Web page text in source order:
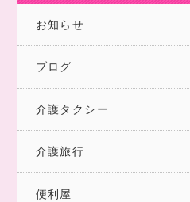
お知らせ
ブログ
介護タクシー
介護旅行
便利屋